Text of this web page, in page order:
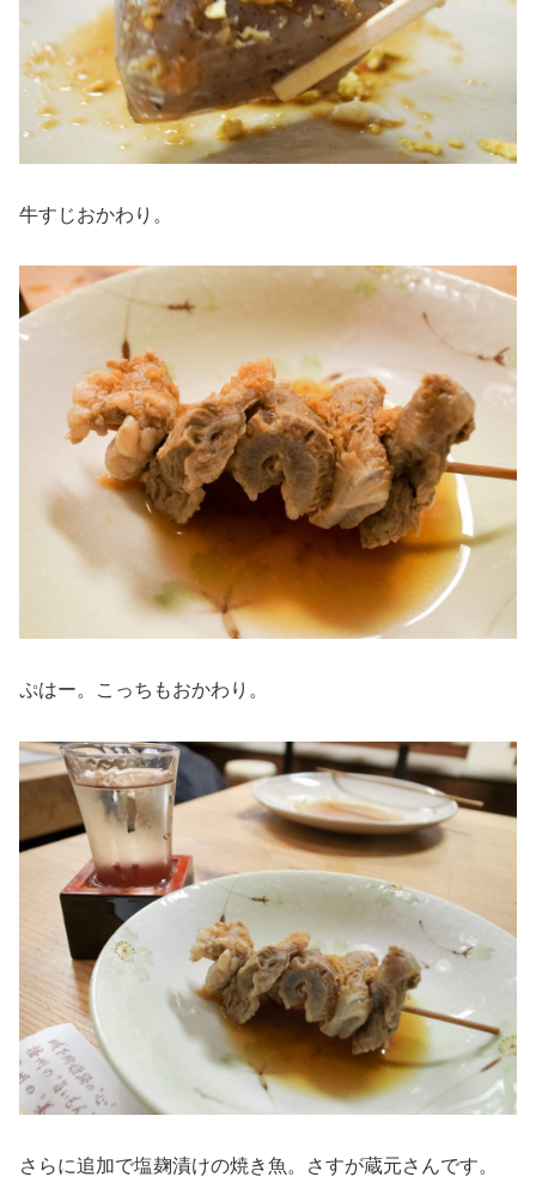
牛すじおかわり。
ぷはー。こっちもおかわり。
さらに追加で塩麹漬けの焼き魚。さすが蔵元さんです。